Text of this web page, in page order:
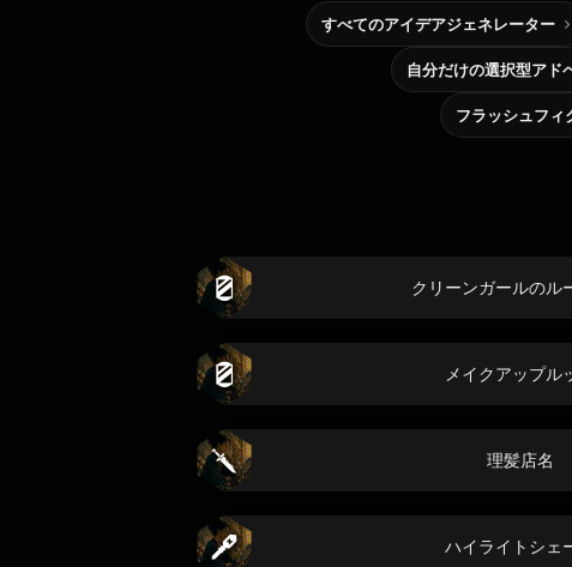
すべてのアイデアジェネレーター
フラッシュフィ
クリーンガールのル
メイクアップル
理髪店名
ハイライトシェ